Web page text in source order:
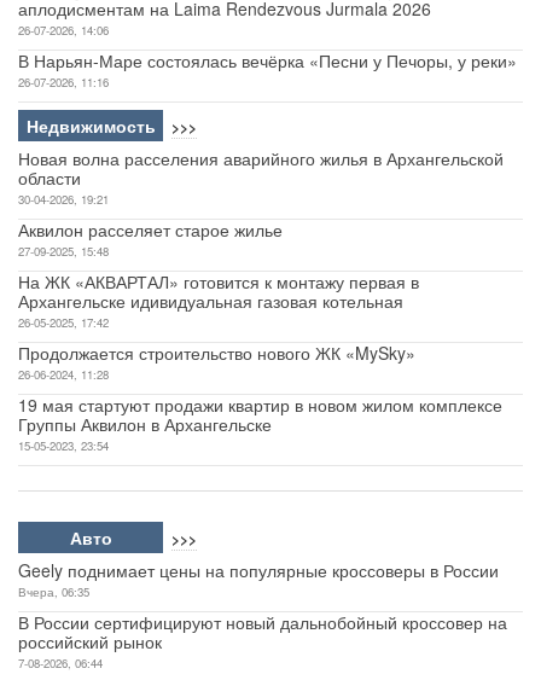
аплодисментам на Laima Rendezvous Jurmala 2026
26-07-2026, 14:06
В Нарьян-Маре состоялась вечёрка «Песни у Печоры, у реки»
26-07-2026, 11:16
Недвижимость >>>
Новая волна расселения аварийного жилья в Архангельской
области
30-04-2026, 19:21
Аквилон расселяет старое жилье
27-09-2025, 15:48
На ЖК «АКВАРТАЛ» готовится к монтажу первая в
Архангельске идивидуальная газовая котельная
26-05-2025, 17:42
Продолжается строительство нового ЖК «MySky»
26-06-2024, 11:28
19 мая стартуют продажи квартир в новом жилом комплексе
Группы Аквилон в Архангельске
15-05-2023, 23:54
Авто >>>
Geely поднимает цены на популярные кроссоверы в России
Вчера, 06:35
В России сертифицируют новый дальнобойный кроссовер на
российский рынок
7-08-2026, 06:44